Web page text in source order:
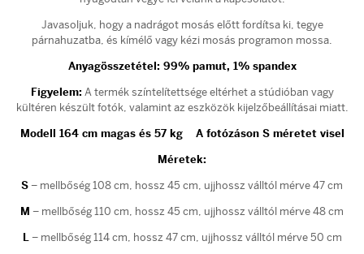
Javasoljuk, hogy a nadrágot mosás előtt fordítsa ki, tegye
párnahuzatba, és kímélő vagy kézi mosás programon mossa.
Anyagösszetétel: 99% pamut, 1% spandex
Figyelem: A termék színtelítettsége eltérhet a stúdióban vagy
kültéren készült fotók, valamint az eszközök kijelzőbeállításai miatt.
Modell 164 cm magas és 57 kg A fotózáson S méretet visel
Méretek:
S – mellbőség 108 cm, hossz 45 cm, ujjhossz válltól mérve 47 cm
M – mellbőség 110 cm, hossz 45 cm, ujjhossz válltól mérve 48 cm
L– mellbőség 114 cm, hossz 47 cm, ujjhossz válltól mérve 50 cm